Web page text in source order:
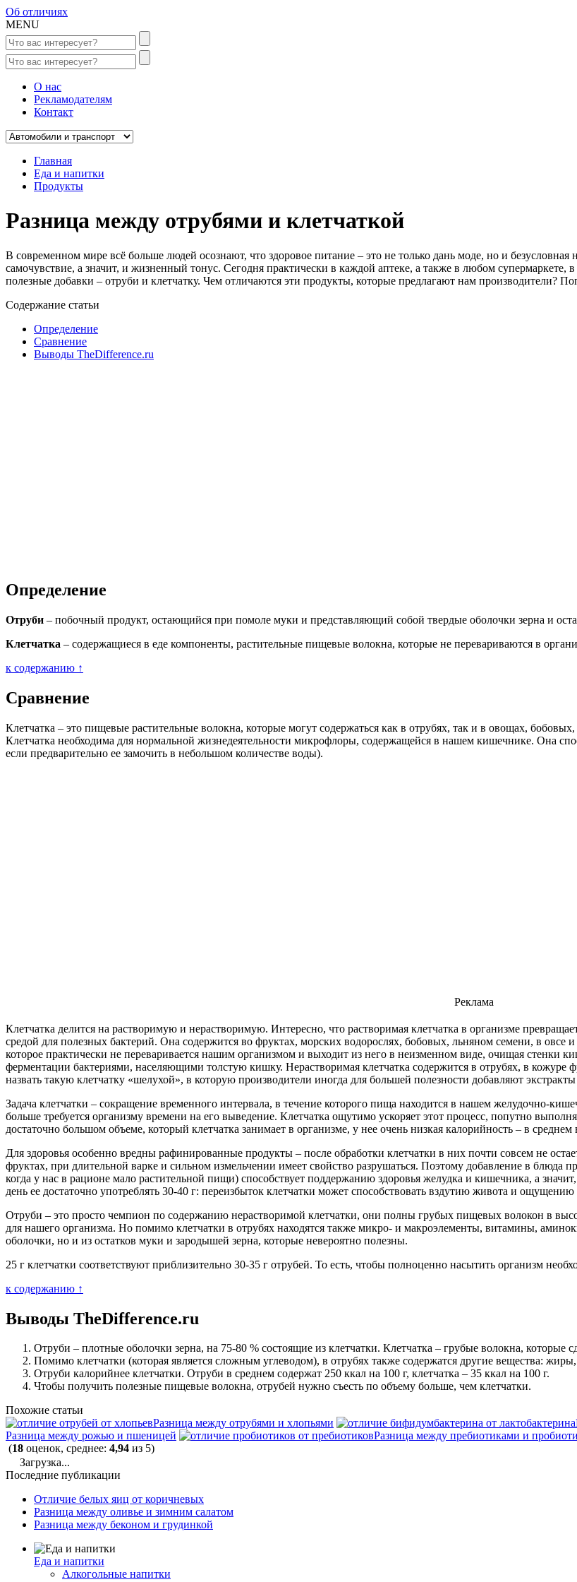
Об отличиях
MENU
О нас
Рекламодателям
Контакт
Главная
Еда и напитки
Продукты
Разница между отрубями и клетчаткой
В современном мире всё больше людей осознают, что здоровое питание – это не только дань моде, но и
самочувствие, а значит, и жизненный тонус. Сегодня практически в каждой аптеке, а также в любом супермаркете,
полезные добавки – отруби и клетчатку. Чем отличаются эти продукты, которые предлагают нам производители?
Содержание статьи
Определение
Сравнение
Выводы TheDifference.ru
Определение
Отруби – побочный продукт, остающийся при помоле муки и представляющий собой твердые оболочки зерна и
Клетчатка – содержащиеся в еде компоненты, растительные пищевые волокна, которые не перевариваются в
к содержанию ↑
Сравнение
Клетчатка – это пищевые растительные волокна, которые могут содержаться как в отрубях, так и в овощах,
Клетчатка необходима для нормальной жизнедеятельности микрофлоры, содержащейся в нашем кишечнике. Она
если предварительно ее замочить в небольшом количестве воды).
Реклама
Клетчатка делится на растворимую и нерастворимую. Интересно, что растворимая клетчатка в организме
средой для полезных бактерий. Она содержится во фруктах, морских водорослях, бобовых, льняном семени, в овсе
которое практически не переваривается нашим организмом и выходит из него в неизменном виде, очищая стенки
ферментации бактериями, населяющими толстую кишку. Нерастворимая клетчатка содержится в отрубях, в
назвать такую клетчатку «шелухой», в которую производители иногда для большей полезности добавляют
Задача клетчатки – сокращение временного интервала, в течение которого пища находится в нашем желудочно-
больше требуется организму времени на его выведение. Клетчатка ощутимо ускоряет этот процесс, попутно
достаточно большом объеме, который клетчатка занимает в организме, у нее очень низкая калорийность – в среднем
Для здоровья особенно вредны рафинированные продукты – после обработки клетчатки в них почти совсем не
фруктах, при длительной варке и сильном измельчении имеет свойство разрушаться. Поэтому добавление в блюда
когда у нас в рационе мало растительной пищи) способствует поддержанию здоровья желудка и кишечника, а
день ее достаточно употреблять 30-40 г: переизбыток клетчатки может способствовать вздутию живота и
Отруби – это просто чемпион по содержанию нерастворимой клетчатки, они полны грубых пищевых волокон в
для нашего организма. Но помимо клетчатки в отрубях находятся также микро- и макроэлементы, витамины,
оболочки, но и из остатков муки и зародышей зерна, которые невероятно полезны.
25 г клетчатки соответствуют приблизительно 30-35 г отрубей. То есть, чтобы полноценно насытить организм
к содержанию ↑
Выводы TheDifference.ru
Отруби – плотные оболочки зерна, на 75-80 % состоящие из клетчатки. Клетчатка – грубые волокна, которые
Помимо клетчатки (которая является сложным углеводом), в отрубях также содержатся другие вещества:
Отруби калорийнее клетчатки. Отруби в среднем содержат 250 ккал на 100 г, клетчатка – 35 ккал на 100 г.
Чтобы получить полезные пищевые волокна, отрубей нужно съесть по объему больше, чем клетчатки.
Похожие статьи
Разница между отрубями и хлопьями
Разница между рожью и пшеницей
Разница между пребиотиками и
(18 оценок, среднее: 4,94 из 5)
Загрузка...
Последние публикации
Отличие белых яиц от коричневых
Разница между оливье и зимним салатом
Разница между беконом и грудинкой
Еда и напитки
Алкогольные напитки